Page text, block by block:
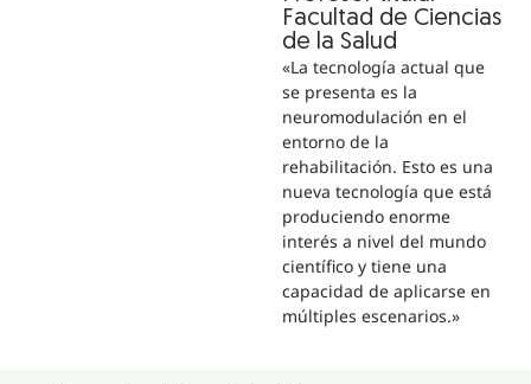
Facultad de Ciencias
de la Salud
«La tecnología actual que
se presenta es la
neuromodulación en el
entorno de la
rehabilitación. Esto es una
nueva tecnología que está
produciendo enorme
interés a nivel del mundo
científico y tiene una
capacidad de aplicarse en
múltiples escenarios.»